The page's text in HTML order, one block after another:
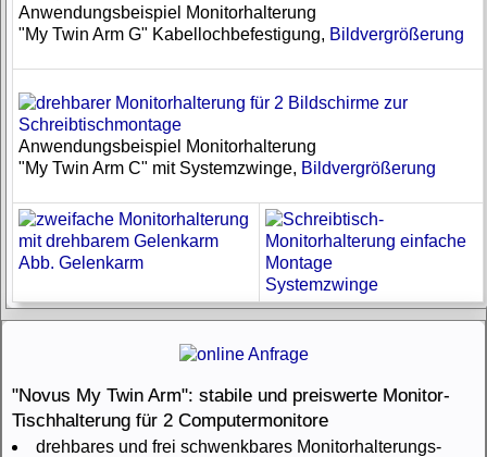
"Novus My Twin Arm": stabile und preiswerte Monitor-
Tischhalterung für 2 Computermonitore
drehbares und frei schwenkbares Monitorhalterungs-
Anwendungsbeispiel Monitorhalterung
"My Twin Arm G" Kabellochbefestigung, Bildvergrößerung
Anwendungsbeispiel Monitorhalterung
"My Twin Arm C" mit Systemzwinge, Bildvergrößerung
Abb. Gelenkarm
Systemzwinge